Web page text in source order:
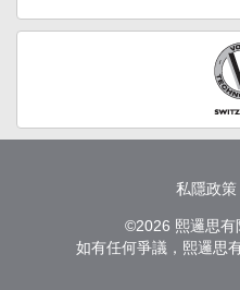
私隱政策
©2026 熙邏思有
如有任何爭議，熙邏思